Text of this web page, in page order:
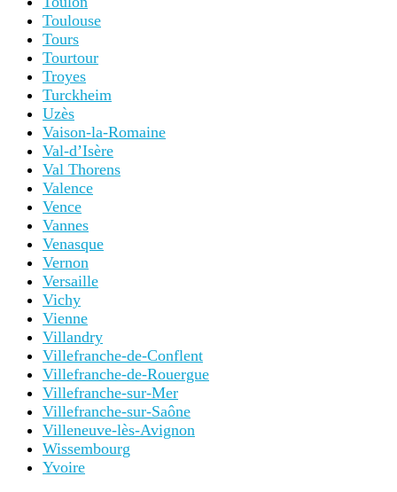
Toulouse
Tours
Tourtour
Troyes
Turckheim
Uzès
Vaison-la-Romaine
Val-d’Isère
Val Thorens
Valence
Vence
Vannes
Venasque
Vernon
Versaille
Vichy
Vienne
Villandry
Villefranche-de-Conflent
Villefranche-de-Rouergue
Villefranche-sur-Mer
Villefranche-sur-Saône
Villeneuve-lès-Avignon
Wissembourg
Yvoire